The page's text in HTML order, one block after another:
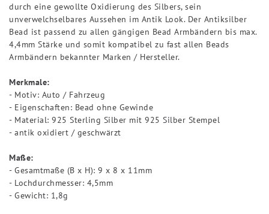
durch eine gewollte Oxidierung des Silbers, sein
unverwelchselbares Aussehen im Antik Look. Der Antiksilber
Bead ist passend zu allen gängigen Bead Armbändern bis max.
4,4mm Stärke und somit kompatibel zu fast allen Beads
Armbändern bekannter Marken / Hersteller.
Merkmale:
- Motiv: Auto / Fahrzeug
- Eigenschaften: Bead ohne Gewinde
- Material: 925 Sterling Silber mit 925 Silber Stempel
- antik oxidiert / geschwärzt
Maße:
- Gesamtmaße (B x H): 9 x 8 x 11mm
- Lochdurchmesser: 4,5mm
- Gewicht: 1,8g